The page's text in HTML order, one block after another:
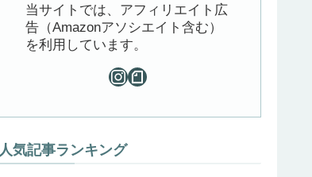
当サイトでは、アフィリエイト広
告（Amazonアソシエイト含む）
を利用しています。
人気記事ランキング